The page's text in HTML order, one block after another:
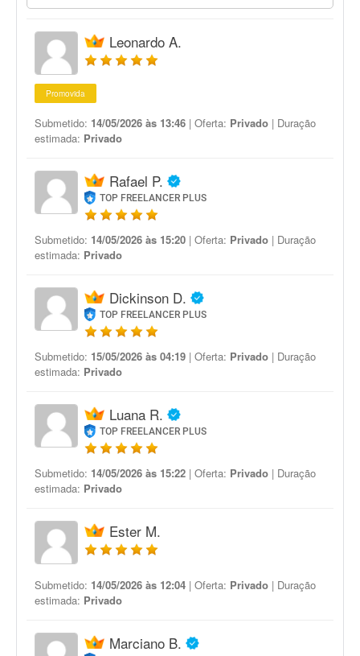
Leonardo A.
Promovida
Submetido: 14/05/2026 às 13:46 | Oferta: Privado | Duração
estimada: Privado
Rafael P.
TOP FREELANCER PLUS
Submetido: 14/05/2026 às 15:20 | Oferta: Privado | Duração
estimada: Privado
Dickinson D.
TOP FREELANCER PLUS
Submetido: 15/05/2026 às 04:19 | Oferta: Privado | Duração
estimada: Privado
Luana R.
TOP FREELANCER PLUS
Submetido: 14/05/2026 às 15:22 | Oferta: Privado | Duração
estimada: Privado
Ester M.
Submetido: 14/05/2026 às 12:04 | Oferta: Privado | Duração
estimada: Privado
Marciano B.